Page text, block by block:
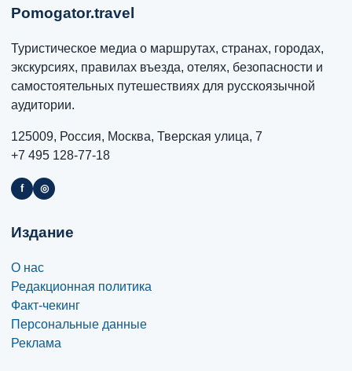
Pomogator.travel
Туристическое медиа о маршрутах, странах, городах,
экскурсиях, правилах въезда, отелях, безопасности и
самостоятельных путешествиях для русскоязычной
аудитории.
125009, Россия, Москва, Тверская улица, 7
+7 495 128-77-18
f ◎
Издание
О нас
Редакционная политика
Факт-чекинг
Персональные данные
Реклама